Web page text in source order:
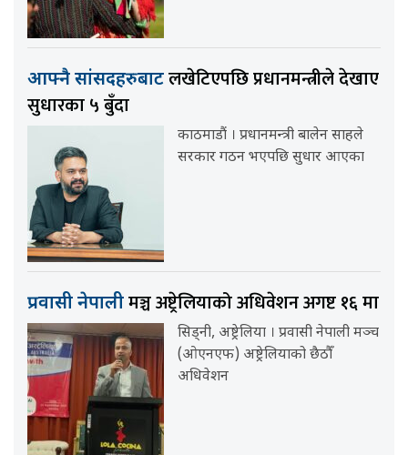
आफ्नै सांसदहरुबाटलखेटिएपछि प्रधानमन्त्रीले देखाए
सुधारका ५ बुँदा
काठमाडौं । प्रधानमन्त्री बालेन साहले
सरकार गठन भएपछि सुधार आएका
प्रवासी नेपालीमञ्च अष्ट्रेलियाको अधिवेशन अगष्ट १६ मा
सिड्नी, अष्ट्रेलिया । प्रवासी नेपाली मञ्च
(ओएनएफ) अष्ट्रेलियाको छैठौँ
अधिवेशन